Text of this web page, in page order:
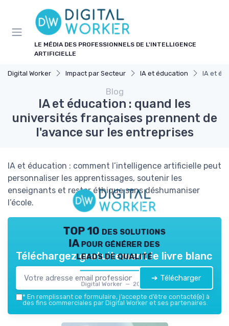
LE MÉDIA DES PROFESSIONNELS DE L'INTELLIGENCE
ARTIFICIELLE
Digital Worker Impact par Secteur IA et éducation IA et
Blog
IA et éducation : quand les
universités françaises prennent de
l'avance sur les entreprises
IA et éducation : comment l’intelligence artificielle peut
personnaliser les apprentissages, soutenir les
enseignants et rester éthique sans déshumaniser
l’école.
TOP 10 des solutions
IA pour générer des
leads de qualité
Digital Worker — 2026
Téléchargez gratuitement le livre blanc
➔ Télécharger
* En remplissant ce formulaire, j’accepte d’être contacté(e) à
des fins commerciales par Digital Worker et ses partenaires.